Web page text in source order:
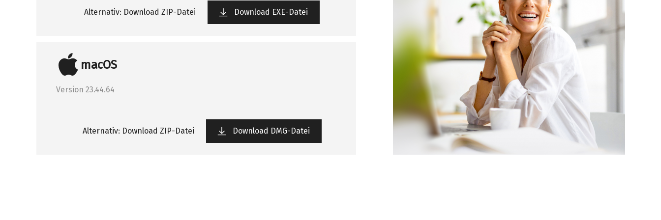
Alternativ: Download ZIP-Datei Download EXE-Datei
macOS
Version 23.44.64
Alternativ: Download ZIP-Datei Download DMG-Datei